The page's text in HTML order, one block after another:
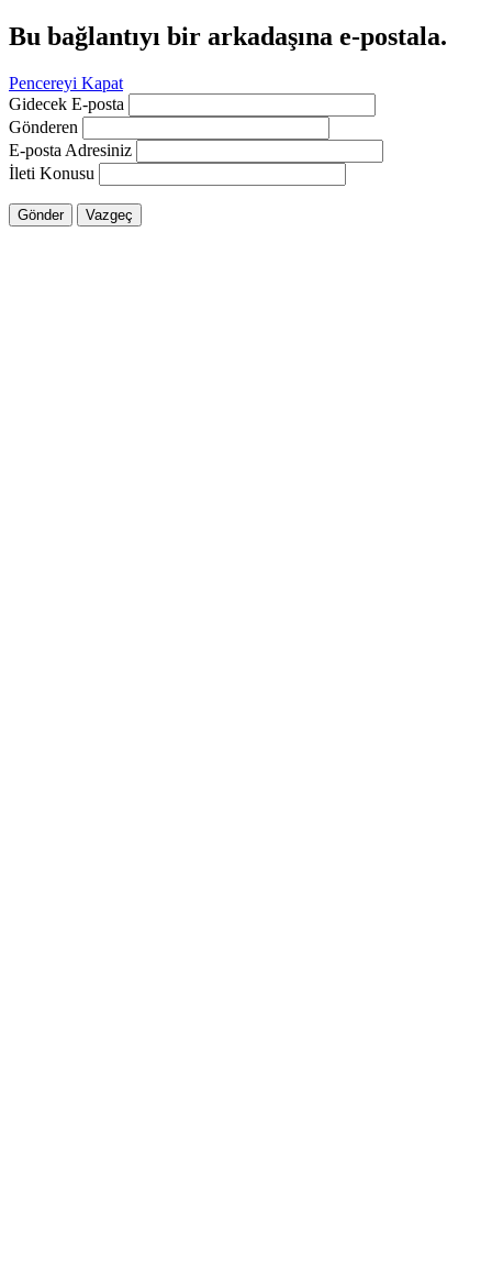
Bu bağlantıyı bir arkadaşına e-postala.
Pencereyi Kapat
Gidecek E-posta
Gönderen
E-posta Adresiniz
İleti Konusu
Gönder Vazgeç